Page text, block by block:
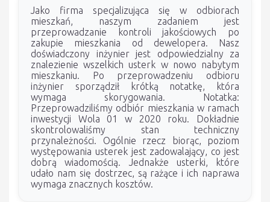
Jako firma specjalizująca się w odbiorach
mieszkań, naszym zadaniem jest
przeprowadzanie kontroli jakościowych po
zakupie mieszkania od dewelopera. Nasz
doświadczony inżynier jest odpowiedzialny za
znalezienie wszelkich usterk w nowo nabytym
mieszkaniu. Po przeprowadzeniu odbioru
inżynier sporządził krótką notatkę, która
wymaga skorygowania. Notatka:
Przeprowadziliśmy odbiór mieszkania w ramach
inwestycji Wola 01 w 2020 roku. Dokładnie
skontrolowaliśmy stan techniczny
przynależności. Ogólnie rzecz biorąc, poziom
występowania usterek jest zadowalający, co jest
dobrą wiadomością. Jednakże usterki, które
udało nam się dostrzec, są rażące i ich naprawa
wymaga znacznych kosztów.